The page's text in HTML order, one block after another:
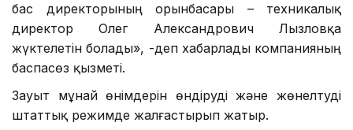
бас директорының орынбасары – техникалық
директор Олег Александрович Лызловқа
жүктелетін болады», -деп хабарлады компанияның
баспасөз қызметі.
Зауыт мұнай өнімдерін өндіруді және жөнелтуді
штаттық режимде жалғастырып жатыр.